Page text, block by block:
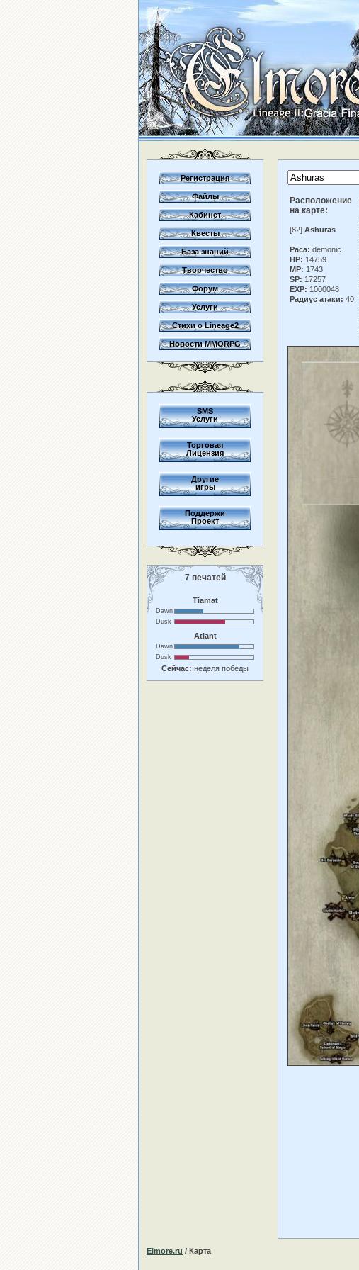
Регистрация
Файлы
Кабинет
Квесты
База знаний
Творчество
Форум
Услуги
Стихи о Lineage2
Новости MMORPG
SMS
Услуги
Торговая
Лицензия
Другие
игры
Поддержи
Проект
7 печатей
Tiamat
Dawn
Dusk
Atlant
Dawn
Dusk
Сейчас: неделя победы
Расположение
на карте:
[82] Ashuras
Раса: demonic
HP: 14759
MP: 1743
SP: 17257
EXP: 1000048
Радиус атаки: 40
Elmore.ru / Карта